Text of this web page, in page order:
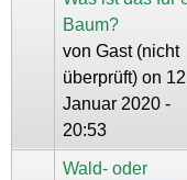
Baum?
von Gast (nicht
überprüft) on
Januar 2020 -
20:53
Wald- oder